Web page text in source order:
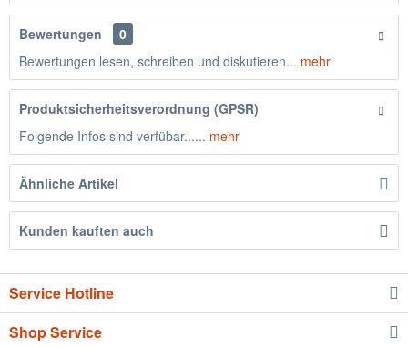
Bewertungen
0
Bewertungen lesen, schreiben und diskutieren... mehr
Produktsicherheitsverordnung (GPSR)
Folgende Infos sind verfübar...... mehr
Ähnliche Artikel
Kunden kauften auch
Service Hotline
Shop Service